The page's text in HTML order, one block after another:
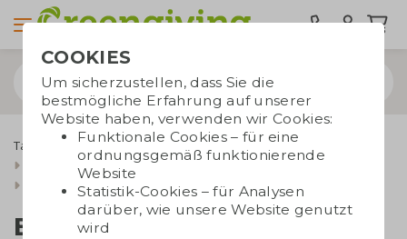
Taschen bedrucken Tragetaschen
Baumwolltaschen
Baumwollbeutel mit kordelzug
Baumwollrucksack | 155 gr./m2
Baumwollrucksack |
COOKIES
Um sicherzustellen, dass Sie die
bestmögliche Erfahrung auf unserer
Website haben, verwenden wir Cookies:
Funktionale Cookies – für eine
ordnungsgemäß funktionierende
Website
Statistik-Cookies – für Analysen
darüber, wie unsere Website genutzt
wird